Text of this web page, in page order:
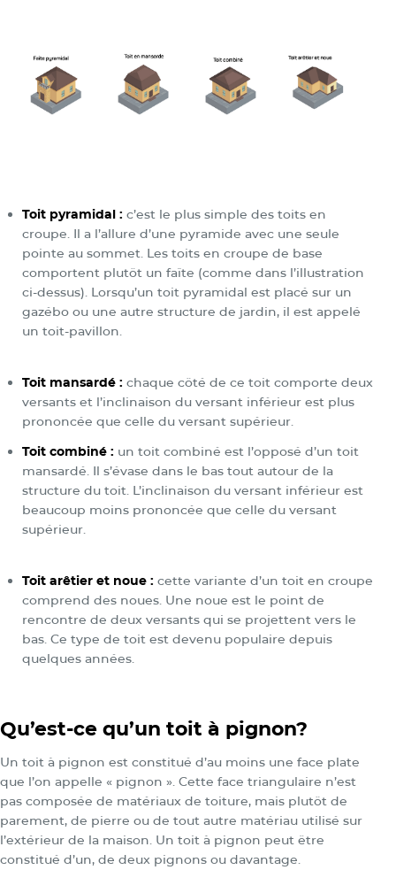
Toit pyramidal : c’est le plus simple des toits en
croupe. Il a l’allure d’une pyramide avec une seule
pointe au sommet. Les toits en croupe de base
comportent plutôt un faîte (comme dans l’illustration
ci-dessus). Lorsqu’un toit pyramidal est placé sur un
gazébo ou une autre structure de jardin, il est appelé
un toit-pavillon.
Toit mansardé : chaque côté de ce toit comporte deux
versants et l’inclinaison du versant inférieur est plus
prononcée que celle du versant supérieur.
Toit combiné : un toit combiné est l’opposé d’un toit
mansardé. Il s’évase dans le bas tout autour de la
structure du toit. L’inclinaison du versant inférieur est
beaucoup moins prononcée que celle du versant
supérieur.
Toit arêtier et noue : cette variante d’un toit en croupe
comprend des noues. Une noue est le point de
rencontre de deux versants qui se projettent vers le
bas. Ce type de toit est devenu populaire depuis
quelques années.
Qu’est-ce qu’un toit à pignon?
Un toit à pignon est constitué d’au moins une face plate
que l’on appelle « pignon ». Cette face triangulaire n’est
pas composée de matériaux de toiture, mais plutôt de
parement, de pierre ou de tout autre matériau utilisé sur
l’extérieur de la maison. Un toit à pignon peut être
constitué d’un, de deux pignons ou davantage.